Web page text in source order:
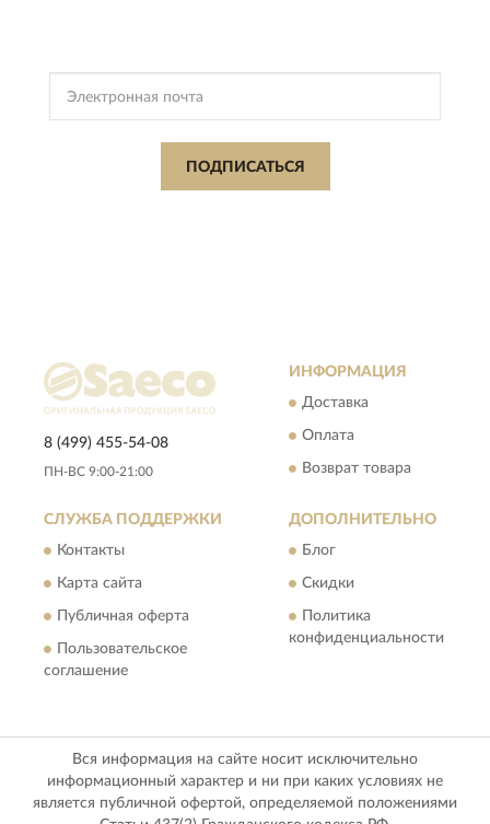
ПОДПИСАТЬСЯ
8 (499) 455-54-08
ПН-ВС 9:00-21:00
ИНФОРМАЦИЯ
Доставка
Оплата
Возврат товара
СЛУЖБА ПОДДЕРЖКИ
Контакты
Карта сайта
Публичная оферта
Пользовательское
соглашение
ДОПОЛНИТЕЛЬНО
Блог
Скидки
Политика
конфиденциальности
Вся информация на сайте носит исключительно
информационный характер и ни при каких условиях не
является публичной офертой, определяемой положениями